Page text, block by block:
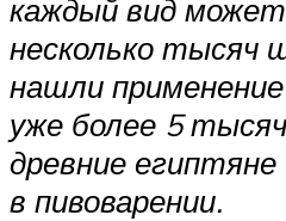
каждый вид
несколько
нашли
уже более 5
древние египтяне
в пивоварении.